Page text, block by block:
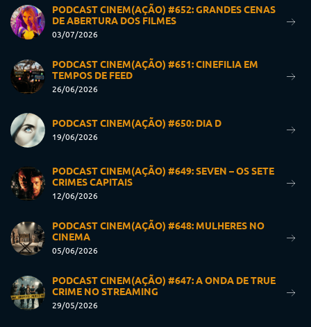
PODCAST CINEM(AÇÃO) #652: GRANDES CENAS
DE ABERTURA DOS FILMES
03/07/2026
PODCAST CINEM(AÇÃO) #651: CINEFILIA EM
TEMPOS DE FEED
26/06/2026
PODCAST CINEM(AÇÃO) #650: DIA D
19/06/2026
PODCAST CINEM(AÇÃO) #649: SEVEN – OS SETE
CRIMES CAPITAIS
12/06/2026
PODCAST CINEM(AÇÃO) #648: MULHERES NO
CINEMA
05/06/2026
PODCAST CINEM(AÇÃO) #647: A ONDA DE TRUE
CRIME NO STREAMING
29/05/2026